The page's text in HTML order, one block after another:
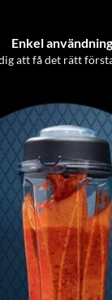
Enkel användning
att få det rätt